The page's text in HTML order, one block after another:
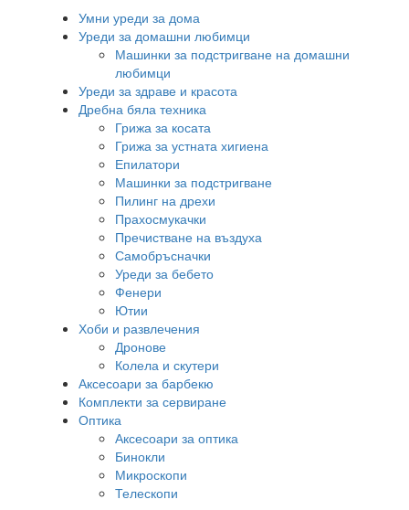
Умни уреди за дома
Уреди за домашни любимци
Машинки за подстригване на домашни
любимци
Уреди за здраве и красота
Дребна бяла техника
Грижа за косата
Грижа за устната хигиена
Епилатори
Машинки за подстригване
Пилинг на дрехи
Прахосмукачки
Пречистване на въздуха
Самобръсначки
Уреди за бебето
Фенери
Ютии
Хоби и развлечения
Дронове
Колела и скутери
Аксесоари за барбекю
Комплекти за сервиране
Оптика
Аксесоари за оптика
Бинокли
Микроскопи
Телескопи